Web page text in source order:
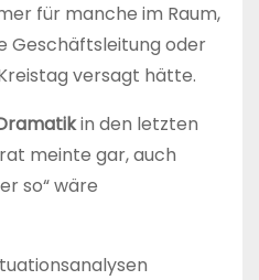
für manche im Raum,
Geschäftsleitung oder
versagt hätte.
in den letzten
meinte gar, auch
so“ wäre